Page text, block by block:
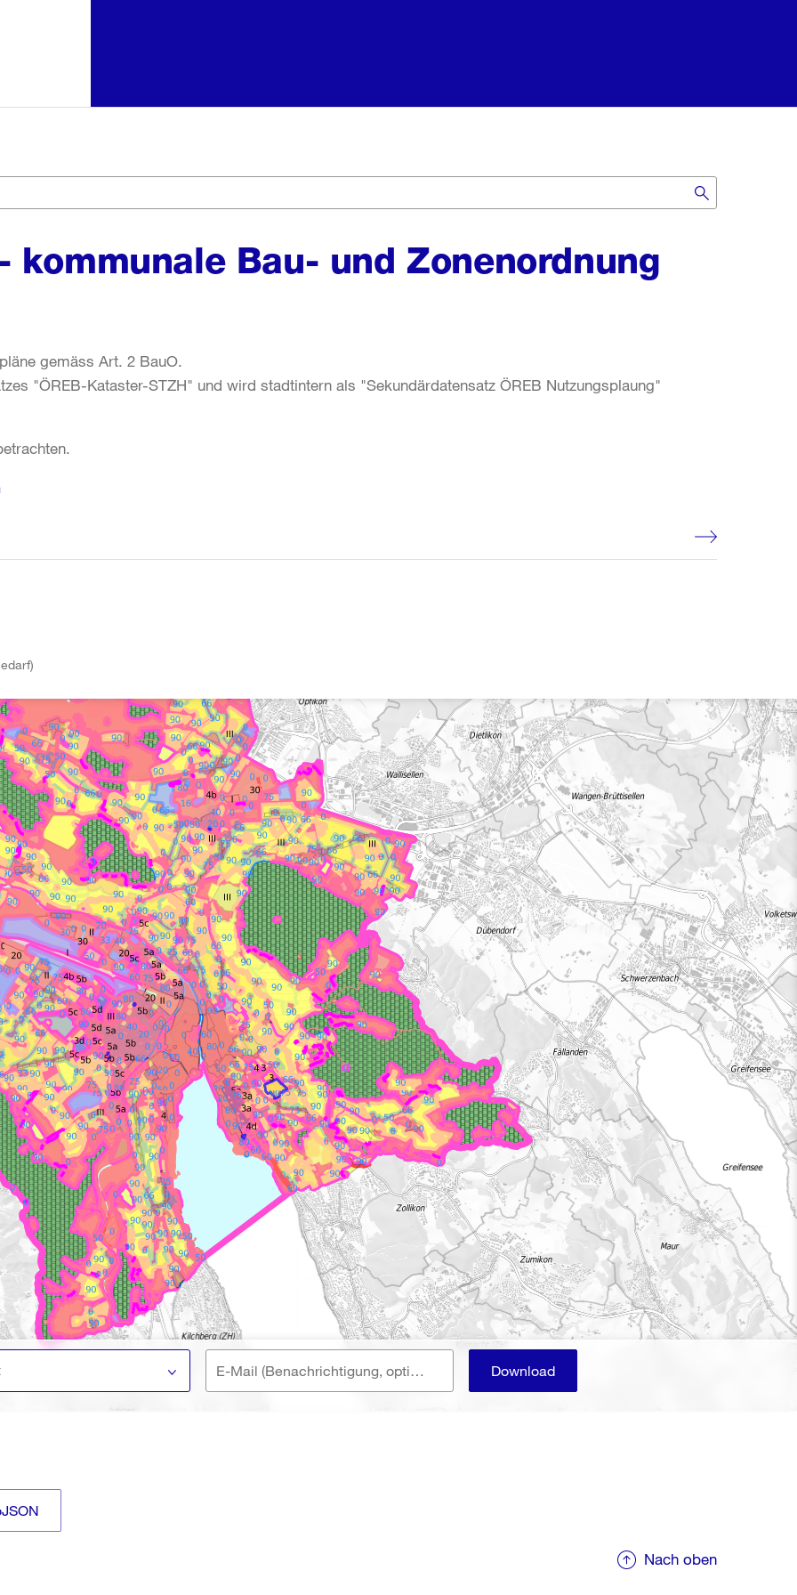
kommunale Bau- und Zonenordnung
gemäss Art. 2 BauO.
"ÖREB-Kataster-STZH" und wird stadtintern als "Sekundärdatensatz ÖREB Nutzungsplaung"
E-Mail (Benachrichtigung, optional) Download
Nach oben